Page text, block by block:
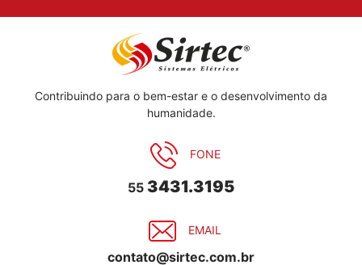
Contribuindo para o bem-estar e o desenvolvimento da
humanidade.
FONE
55 3431.3195
EMAIL
contato@sirtec.com.br